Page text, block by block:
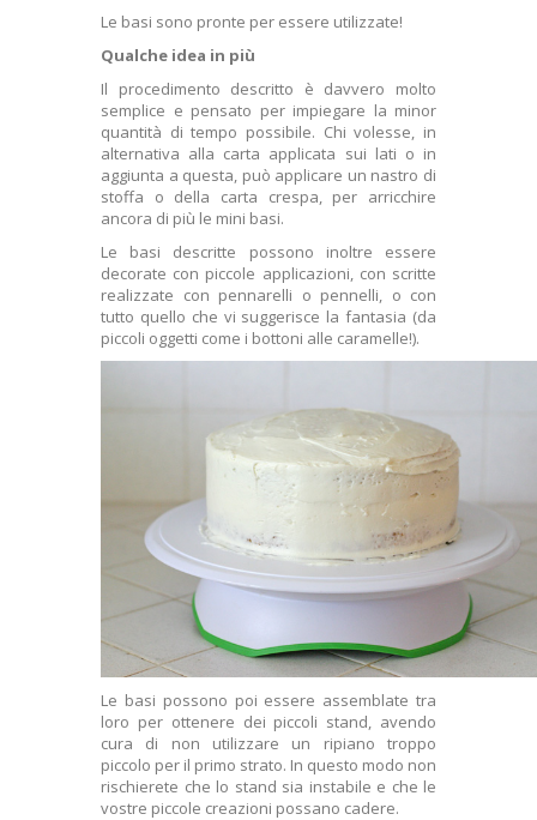
Le basi sono pronte per essere utilizzate!
Qualche idea in più
Il procedimento descritto è davvero molto
semplice e pensato per impiegare la minor
quantità di tempo possibile. Chi volesse, in
alternativa alla carta applicata sui lati o in
aggiunta a questa, può applicare un nastro di
stoffa o della carta crespa, per arricchire
ancora di più le mini basi.
Le basi descritte possono inoltre essere
decorate con piccole applicazioni, con scritte
realizzate con pennarelli o pennelli, o con
tutto quello che vi suggerisce la fantasia (da
piccoli oggetti come i bottoni alle caramelle!).
Le basi possono poi essere assemblate tra
loro per ottenere dei piccoli stand, avendo
cura di non utilizzare un ripiano troppo
piccolo per il primo strato. In questo modo non
rischierete che lo stand sia instabile e che le
vostre piccole creazioni possano cadere.